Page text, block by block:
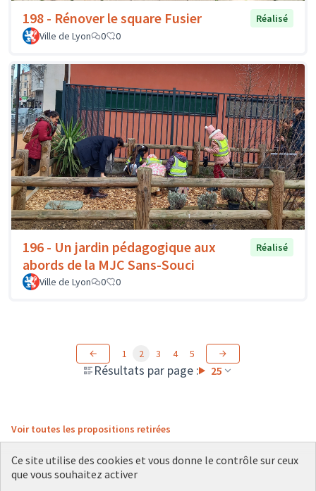
198 - Rénover le square Fusier
Réalisé
Ville de Lyon
0 0
196 - Un jardin pédagogique aux
abords de la MJC Sans-Souci
Réalisé
Ville de Lyon 0 0
Résultats par page : 25
1 2 3 4 5
Voir toutes les propositions retirées
Ce site utilise des cookies et vous donne le contrôle sur ceux
que vous souhaitez activer